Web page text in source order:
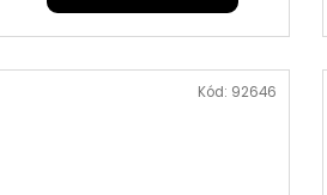
Kód: 92646